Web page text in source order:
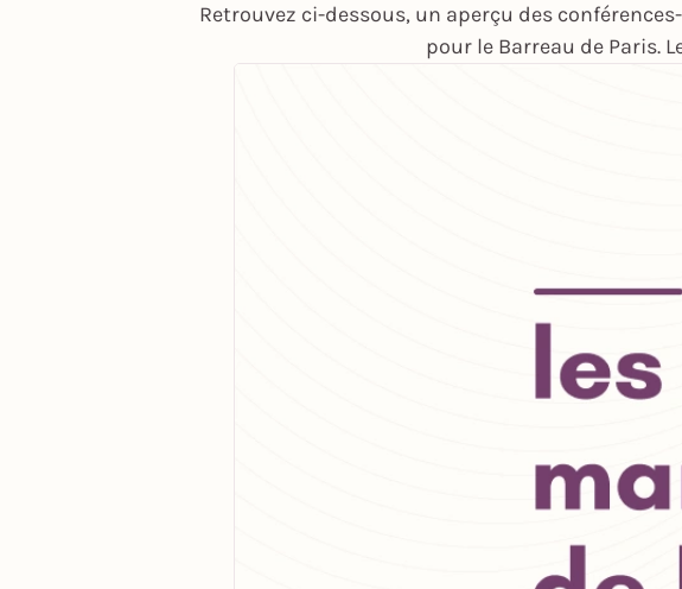
Retrouvez ci-dessous, un aperçu des
pour le Barreau de Paris.